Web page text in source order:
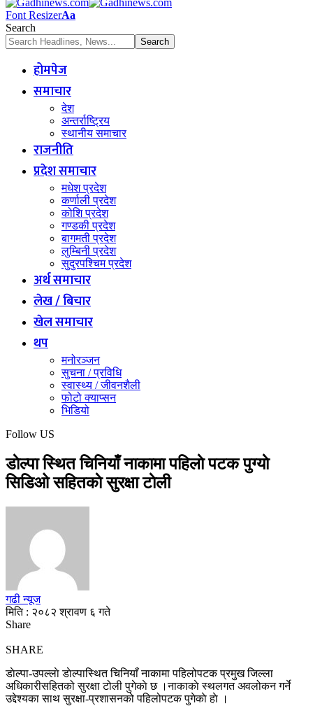
Font ResizerAa
Search
होमपेज
समाचार
देश
अन्तर्राष्ट्रिय
स्थानीय समाचार
राजनीति
प्रदेश समाचार
मधेश प्रदेश
कर्णाली प्रदेश
कोशि प्रदेश
गण्डकी प्रदेश
बागमती प्रदेश
लुम्बिनी प्रदेश
सुदुरपश्चिम प्रदेश
अर्थ समाचार
लेख / बिचार
खेल समाचार
थप
मनोरञ्जन
सुचना / प्रविधि
स्वास्थ्य / जीवनशैली
फोटो क्याप्सन
भिडियो
Follow US
डाेल्पा स्थित चिनियाँ नाकामा पहिलाे पटक पुग्याे
सिडिओ सहितकाे सुरक्षा टाेली
गढी न्यूज
मिति : २०८२ श्रावण ६ गते
Share
SHARE
डाेल्पा-उपल्लाे डाेल्पास्थित चिनियाँ नाकामा पहिलोपटक प्रमुख जिल्ला
अधिकारीसहितको सुरक्षा टोली पुगेकाे छ ।नाकाकाे स्थलगत अवलोकन गर्ने
उद्देश्यका साथ सुरक्षा-प्रशासनको पहिलोपटक पुगेकाे हाे ।